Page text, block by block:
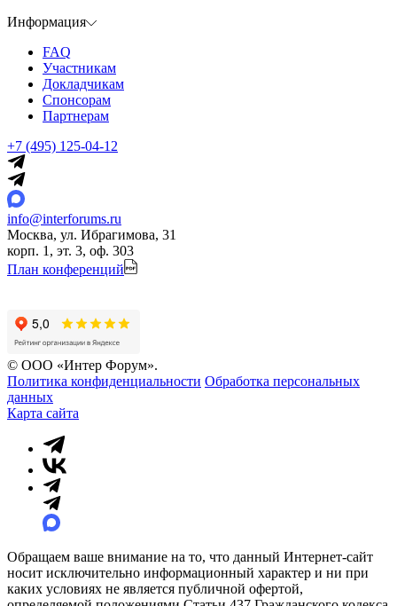
Информация
FAQ
Участникам
Докладчикам
Спонсорам
Партнерам
+7 (495) 125-04-12
info@interforums.ru
Москва, ул. Ибрагимова, 31
корп. 1, эт. 3, оф. 303
План конференций
© ООО «Интер Форум».
Политика конфиденциальности Обработка персональных
данных
Карта сайта
Обращаем ваше внимание на то, что данный Интернет-сайт
носит исключительно информационный характер и ни при
каких условиях не является публичной офертой,